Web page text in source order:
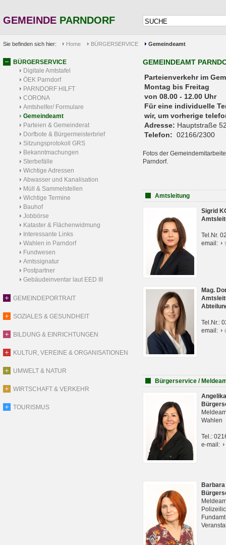
GEMEINDE PARNDORF
Sie befinden sich hier: Home BÜRGERSERVICE Gemeindeamt
BÜRGERSERVICE
Digitale Amtstafel
ÖEK Parndorf
PARNDORF HILFT
CORONA
Amtshelfer/ Formulare
Gemeindeamt
Parteien & Gemeinderat
Dorfbote & Bürgermeisterbrief
Sitzungsprotokoll GRS
Bekanntmachungen
Sterbefälle
Wichtige Adressen
Abwasser und Kanalisation
Müll & Sammelstellen
Wichtige Termine
Bauhof
Jobbörse
Kataster & Flächenwidmung
Interessante Links
Wahlen in Parndorf
Fundwesen
Amtssignatur
Postpartner
Gebäudeinventar laut EED III
GEMEINDEPORTRAIT
SOZIALES & GESUNDHEIT
BILDUNG & EINRICHTUNGEN
KULTUR, VEREINE & ORGANISATIONEN
UMWELT & NATUR
WIRTSCHAFT & VERKEHR
TOURISMUS
GEMEINDEAMT
Parteienverkehr
Montag bis Freitag
von 08.00 - 12.00 Uhr
Für eine individuelle
wir, um vorherige
Adresse: Hauptstraße
Telefon: 02166/2300
Fotos der
Parndorf.
Amtsleitung
Sigrid
Tel.Nr.
email:
Mag.
Tel.Nr.:
email:
Bürgerservice /
Wahlen
Tel.:
e-mail: